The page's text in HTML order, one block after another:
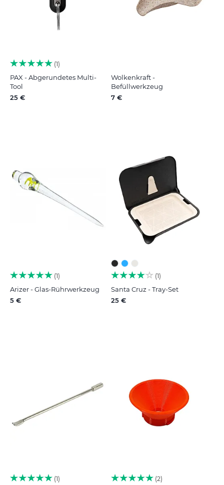
1
PAX - Abgerundetes Multi-
Tool
25 €
Wolkenkraft -
Befüllwerkzeug
7 €
1
Arizer - Glas-Rührwerkzeug
5 €
1
Santa Cruz - Tray-Set
25 €
1 2